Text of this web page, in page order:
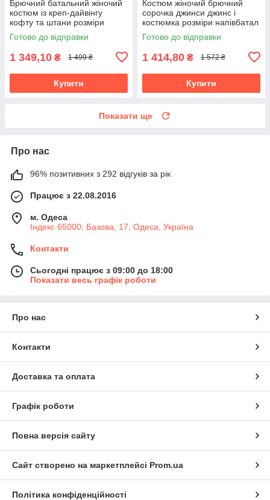
Брючний батальний жіночий
костюм із креп-дайвінгу
кофту та штани розміри
батал
Готово до відправки
1 349,10 ₴ 1 499 ₴
Купити
Костюм жіночий брючний
сорочка джинси джинс і
костюмка розміри напівбатал
та батал
Готово до відправки
1 414,80 ₴ 1 572 ₴
Купити
Показати ще
Про нас
96% позитивних з 292 відгуків за рік
Працює з 22.08.2016
м. Одеса
Індекс 65000; Базова, 17, Одеса, Україна
Контакти
Сьогодні працює з 09:00 до 18:00
Показати весь графік роботи
Про нас
Контакти
Доставка та оплата
Графік роботи
Повна версія сайту
Сайт створено на маркетплейсі Prom.ua
Політика конфіденційності